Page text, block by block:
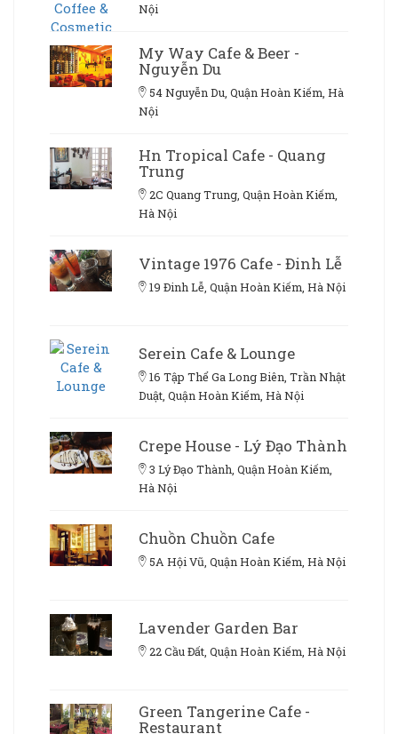
Nội
My Way Cafe & Beer -
Nguyễn Du
54 Nguyễn Du, Quận Hoàn Kiếm, Hà
Nội
Hn Tropical Cafe - Quang
Trung
2C Quang Trung, Quận Hoàn Kiếm,
Hà Nội
Vintage 1976 Cafe - Đinh Lễ
19 Đinh Lễ, Quận Hoàn Kiếm, Hà Nội
Serein Cafe & Lounge
16 Tập Thể Ga Long Biên, Trần Nhật
Duật, Quận Hoàn Kiếm, Hà Nội
Crepe House - Lý Đạo Thành
3 Lý Đạo Thành, Quận Hoàn Kiếm,
Hà Nội
Chuồn Chuồn Cafe
5A Hội Vũ, Quận Hoàn Kiếm, Hà Nội
Lavender Garden Bar
22 Cầu Đất, Quận Hoàn Kiếm, Hà Nội
Green Tangerine Cafe -
Restaurant